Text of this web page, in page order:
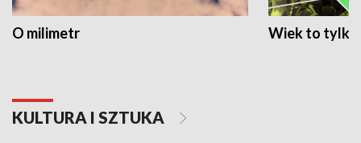
O milimetr Wiek to tylko
KULTURA I SZTUKA